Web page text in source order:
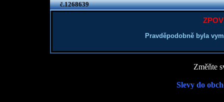
č.1268639
Pravděpodobně byla
Změňte
Slevy do